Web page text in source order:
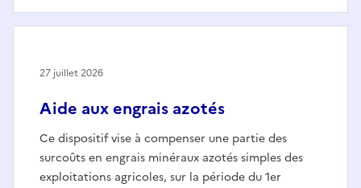
Aide aux engrais azotés
Ce dispositif vise à compenser une partie des
surcoûts en engrais minéraux azotés simples des
exploitations agricoles, sur la période du 1er
27 juillet 2026